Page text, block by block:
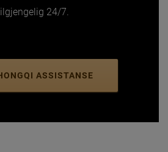
24/7.
ASSISTANSE